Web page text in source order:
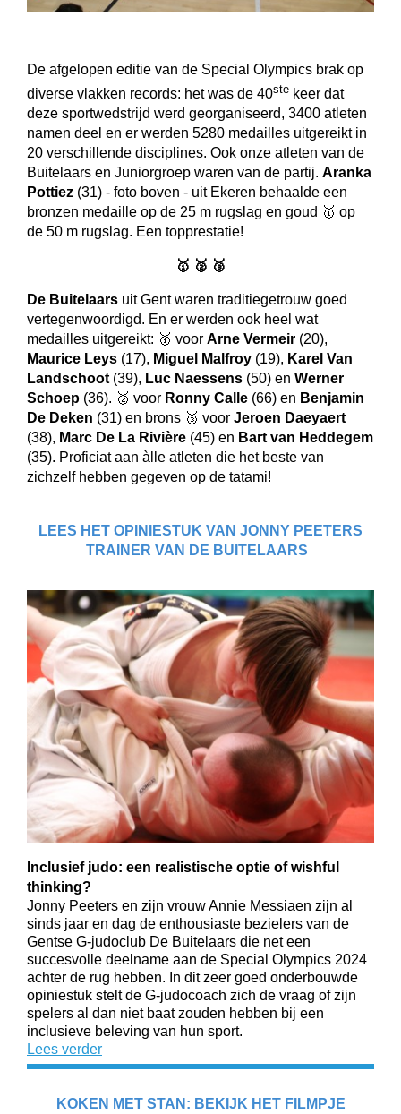
De afgelopen editie van de Special Olympics brak op
diverse vlakken records: het was de 40ste keer dat
deze sportwedstrijd werd georganiseerd, 3400 atleten
namen deel en er werden 5280 medailles uitgereikt in
20 verschillende disciplines. Ook onze atleten van de
Buitelaars en Juniorgroep waren van de partij. Aranka
Pottiez (31) - foto boven - uit Ekeren behaalde een
bronzen medaille op de 25 m rugslag en goud 🥇 op
de 50 m rugslag. Een topprestatie!
🥇 🥈 🥉
De Buitelaars uit Gent waren traditiegetrouw goed
vertegenwoordigd. En er werden ook heel wat
medailles uitgereikt: 🥇 voor Arne Vermeir (20),
Maurice Leys (17), Miguel Malfroy (19), Karel Van
Landschoot (39), Luc Naessens (50) en Werner
Schoep (36). 🥈 voor Ronny Calle (66) en Benjamin
De Deken (31) en brons 🥉 voor Jeroen Daeyaert
(38), Marc De La Rivière (45) en Bart van Heddegem
(35). Proficiat aan àlle atleten die het beste van
zichzelf hebben gegeven op de tatami!
LEES HET OPINIESTUK VAN JONNY PEETERS
TRAINER VAN DE BUITELAARS
Inclusief judo: een realistische optie of wishful
thinking?
Jonny Peeters en zijn vrouw Annie Messiaen zijn al
sinds jaar en dag de enthousiaste bezielers van de
Gentse G-judoclub De Buitelaars die net een
succesvolle deelname aan de Special Olympics 2024
achter de rug hebben. In dit zeer goed onderbouwde
opiniestuk stelt de G-judocoach zich de vraag of zijn
spelers al dan niet baat zouden hebben bij een
inclusieve beleving van hun sport.
Lees verder
KOKEN MET STAN: BEKIJK HET FILMPJE